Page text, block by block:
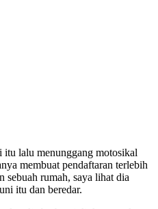
itu lalu menunggang motosikal
membuat pendaftaran terlebih
sebuah rumah, saya lihat dia
itu dan beredar.